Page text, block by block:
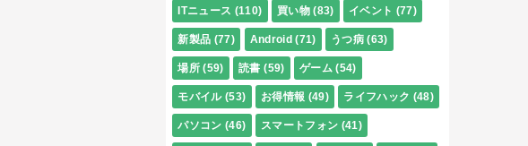
ITニュース (110) 買い物 (83) イベント (77)
新製品 (77) Android (71) うつ病 (63)
場所 (59) 読書 (59) ゲーム (54)
モバイル (53) お得情報 (49) ライフハック (48)
パソコン (46) スマートフォン (41)